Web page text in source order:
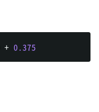
+ 0.375